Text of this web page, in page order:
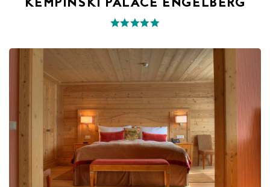
KEMPINSKI PALACE ENGELBERG